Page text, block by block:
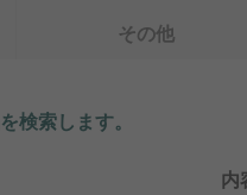
その他
検索します。
内